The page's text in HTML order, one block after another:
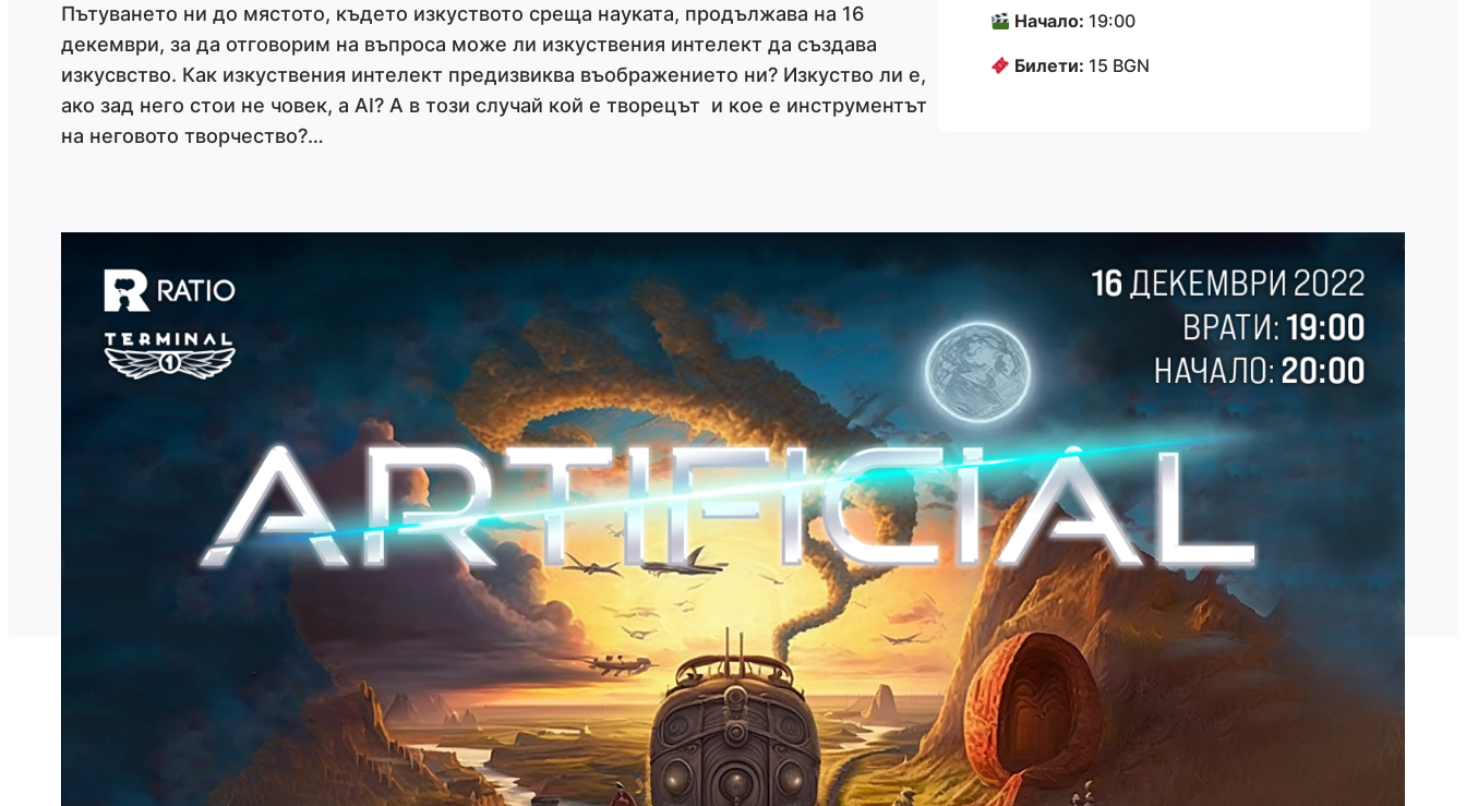
Пътуването ни до мястото, където изкуството среща науката, продължава на 16
декември, за да отговорим на въпроса може ли изкуствения интелект да създава
изкусвство. Как изкуствения интелект предизвиква въображението ни? Изкуство ли е,
ако зад него стои не човек, а AI? А в този случай кой е творецът и кое е инструментът
на неговото творчество?…
Начало: 19:00
Билети: 15 BGN